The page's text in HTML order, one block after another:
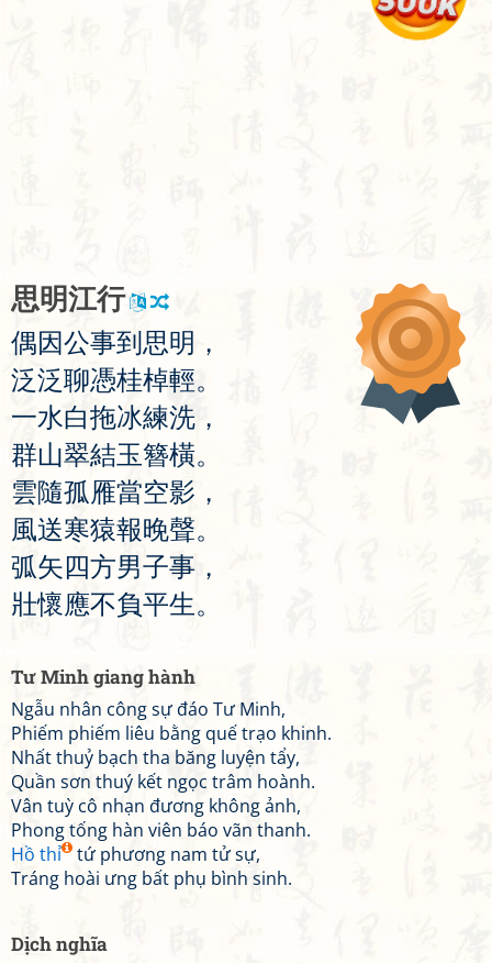
思明江行
偶因公事到 思明 ，
泛泛聊憑桂棹輕。
一水白拖冰練洗 ，
群山翠結玉簪橫。
雲隨孤雁當空影 ，
風送寒猿報晚聲。
弧矢四方男子事 ，
壯懷應不負平生。
Tư Minh giang hành
Ngẫu nhân công sự đáo Tư Minh,
Phiếm phiếm liêu bằng quế trạo khinh.
Nhất thuỷ bạch tha băng luyện tẩy,
Quần sơn thuý kết ngọc trâm hoành.
Vân tuỳ cô nhạn đương không ảnh,
Phong tống hàn viên báo vãn thanh.
Hồ thỉ
tứ phương nam tử sự,
Tráng hoài ưng bất phụ bình sinh.
Dịch nghĩa